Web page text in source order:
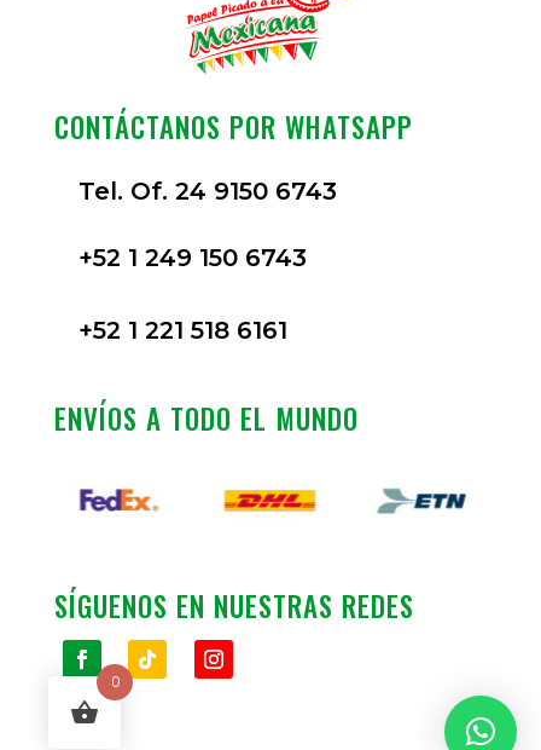
CONTÁCTANOS POR WHATSAPP
Tel. Of. 24 9150 6743
+52 1 249 150 6743
+52 1 221 518 6161
ENVÍOS A TODO EL MUNDO
SÍGUENOS EN NUESTRAS REDES
0